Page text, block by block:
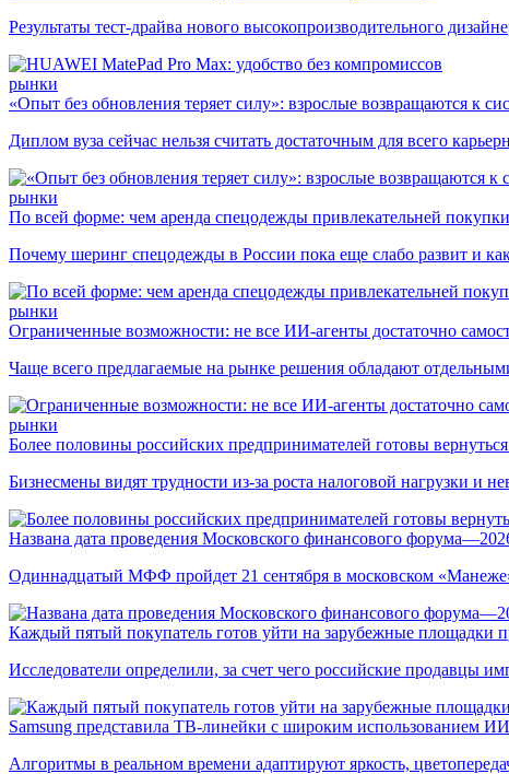
Результаты тест-драйва нового высокопроизводительного
рынки
«Опыт без обновления теряет силу»: взрослые возвращаются к
Диплом вуза сейчас нельзя считать достаточным для всего
рынки
По всей форме: чем аренда спецодежды привлекательней покупки
Почему шеринг спецодежды в России пока еще слабо развит и
рынки
Ограниченные возможности: не все ИИ-агенты достаточно
Чаще всего предлагаемые на рынке решения обладают
рынки
Более половины российских предпринимателей готовы
Бизнесмены видят трудности из-за роста налоговой нагрузки и
Названа дата проведения Московского финансового
Одиннадцатый МФФ пройдет 21 сентября в московском
Каждый пятый покупатель готов уйти на зарубежные площадки
Исследователи определили, за счет чего российские продавцы
Samsung представила ТВ-линейки с широким использованием ИИ
Алгоритмы в реальном времени адаптируют яркость,